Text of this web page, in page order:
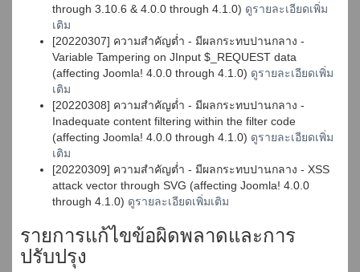
through 3.10.6 & 4.0.0 through 4.1.0) ดูรายละเอียดเพิ่ม
เติม
[20220307] ความสำคัญต่ำ - มีผลกระทบปานกลาง -
Variable Tampering on JInput $_REQUEST data
(affecting Joomla! 4.0.0 through 4.1.0) ดูรายละเอียดเพิ่ม
เติม
[20220308] ความสำคัญต่ำ - มีผลกระทบปานกลาง -
Inadequate content filtering within the filter code
(affecting Joomla! 4.0.0 through 4.1.0) ดูรายละเอียดเพิ่ม
เติม
[20220309] ความสำคัญต่ำ - มีผลกระทบปานกลาง - XSS
attack vector through SVG (affecting Joomla! 4.0.0
through 4.1.0) ดูรายละเอียดเพิ่มเติม
รายการแก้ไขข้อผิดพลาดและการ
ปรับปรุง